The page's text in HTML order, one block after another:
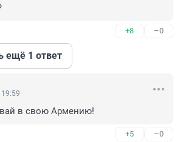
+8 –0
ещё 1 ответ
в свою Армению!
+5 –0